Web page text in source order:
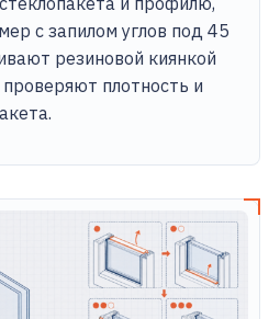
с запилом углов под 45
резиновой киянкой
плотность и